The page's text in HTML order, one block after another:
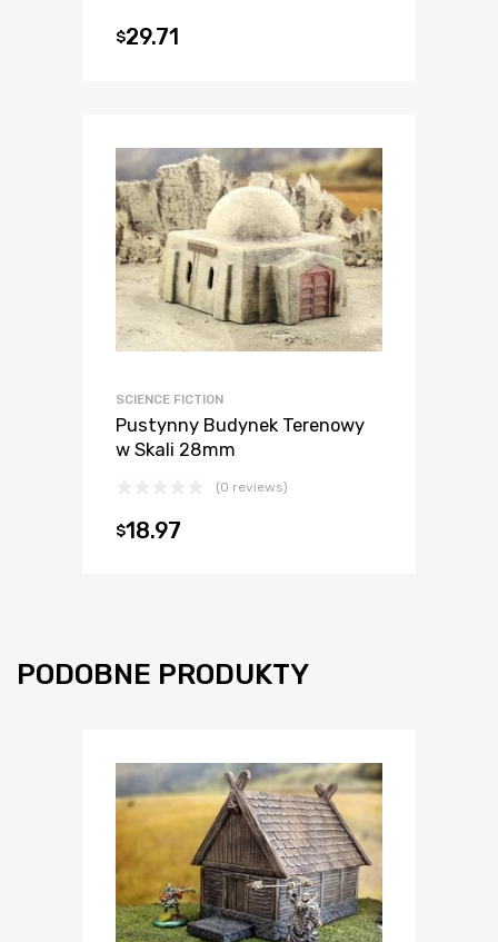
$29.71
SCIENCE FICTION
Pustynny Budynek Terenowy
w Skali 28mm
(0 reviews)
$18.97
PODOBNE PRODUKTY